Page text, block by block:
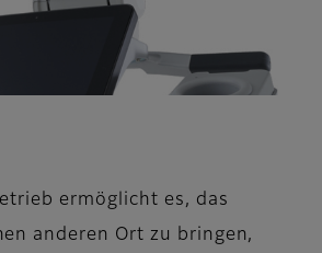
ermöglicht es, das
anderen Ort zu bringen,